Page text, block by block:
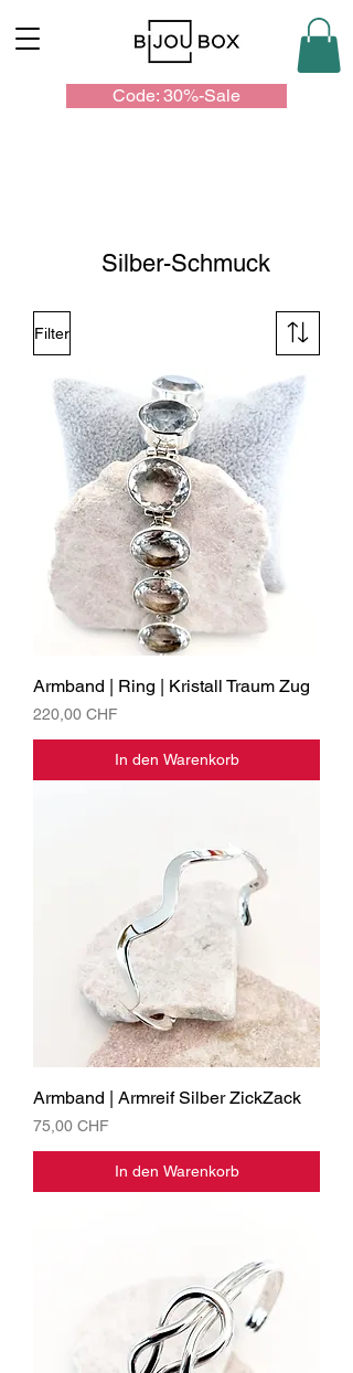
Code: 30%-Sale
Silber-Schmuck
Filter
Armband | Ring | Kristall Traum Zug
Preis
220,00 CHF
In den Warenkorb
Armband | Armreif Silber ZickZack
Preis
75,00 CHF
In den Warenkorb